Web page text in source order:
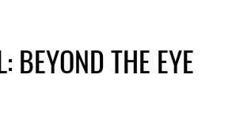
BEYOND THE EYE